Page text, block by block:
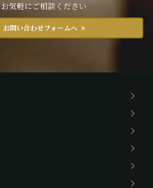
お気軽にご相談ください
お問い合わせフォームへ